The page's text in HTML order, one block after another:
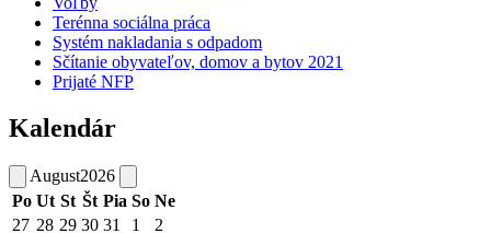
Terénna sociálna práca
Systém nakladania s odpadom
Sčítanie obyvateľov, domov a bytov 2021
Prijaté NFP
Kalendár
August2026
Po Ut St Št Pia So Ne
27 28 29 30 31 1 2